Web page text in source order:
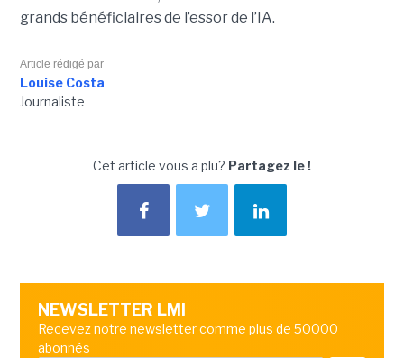
grands bénéficiaires de l’essor de l’IA.
Article rédigé par
Louise Costa
Journaliste
Cet article vous a plu? Partagez le !
NEWSLETTER LMI
Recevez notre newsletter comme plus de 50000
abonnés